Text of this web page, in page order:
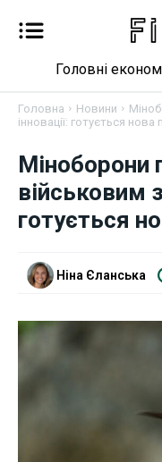
Новини
Головні
Головна Новини
інновації: готується
Міноборони
військовим
готується
Ніна Єланська